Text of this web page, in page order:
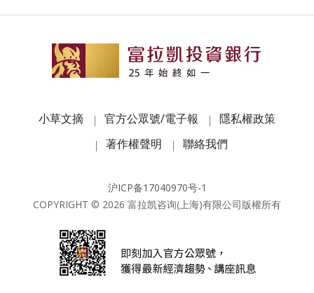
小草文摘 官方公眾號/電子報
隱私權政策
著作權聲明
聯絡我們
沪ICP备17040970号-1
COPYRIGHT © 2026 富拉凯咨询(上海)有限公司版權所有